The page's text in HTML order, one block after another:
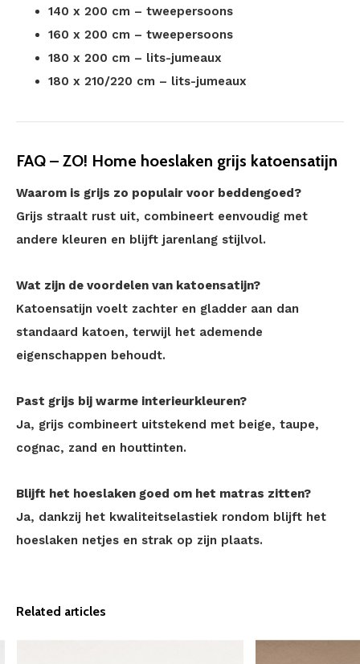
140 x 200 cm – tweepersoons
160 x 200 cm – tweepersoons
180 x 200 cm – lits-jumeaux
180 x 210/220 cm – lits-jumeaux
FAQ – ZO! Home hoeslaken grijs katoensatijn
Waarom is grijs zo populair voor beddengoed?
Grijs straalt rust uit, combineert eenvoudig met
andere kleuren en blijft jarenlang stijlvol.
Wat zijn de voordelen van katoensatijn?
Katoensatijn voelt zachter en gladder aan dan
standaard katoen, terwijl het ademende
eigenschappen behoudt.
Past grijs bij warme interieurkleuren?
Ja, grijs combineert uitstekend met beige, taupe,
cognac, zand en houttinten.
Blijft het hoeslaken goed om het matras zitten?
Ja, dankzij het kwaliteitselastiek rondom blijft het
hoeslaken netjes en strak op zijn plaats.
Related articles